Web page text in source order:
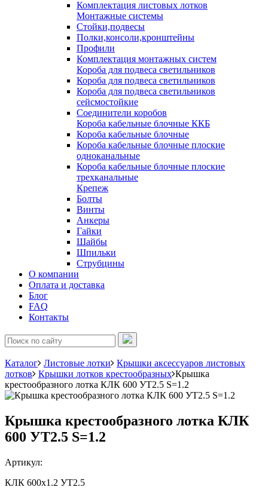
Комплектация листовых лотков
Монтажные системы
Стойки,подвесы
Полки,консоли,кронштейны
Профили
Комплектация монтажных систем
Короба для подвеса светильников
Короба для подвеса светильников
Короба для подвеса светильников
сейсмостойкие
Соединители коробов
Короба кабельные блочные ККБ
Короба кабельные блочные
Короба кабельные блочные плоские
одноканальные
Короба кабельные блочные плоские
трехканальные
Крепеж
Болты
Винты
Анкеры
Гайки
Шайбы
Шпильки
Струбцины
О компании
Оплата и доставка
Блог
FAQ
Контакты
Каталог Листовые лотки
Крышки аксессуаров листовых
лотков
Крышки лотков крестообразных Крышка
крестообразного лотка КЛК 600 УТ2.5 S=1.2
Крышка крестообразного лотка КЛК
600 УТ2.5 S=1.2
Артикул:
КЛК 600х1.2 УТ2.5